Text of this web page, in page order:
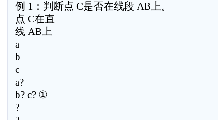
例 1：判断点 C是否在线段 AB上。
点 C在直
线 AB上
a
b
c
a?
b? c? ①
?